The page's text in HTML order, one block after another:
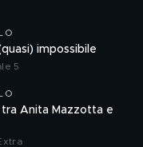
impossibile
5
tra Anita Mazzotta e